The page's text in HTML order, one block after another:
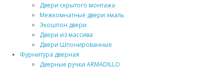
Двери скрытого монтажа
Межкомнатные двери эмаль
Экошпон двери
Двери из массива
Двери Шпонированные
Фурнитура дверная
Дверные ручки ARMADILLO